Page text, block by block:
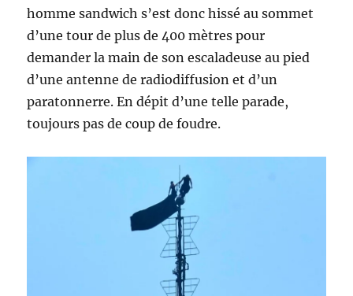
homme sandwich s’est donc hissé au sommet
d’une tour de plus de 400 mètres pour
demander la main de son escaladeuse au pied
d’une antenne de radiodiffusion et d’un
paratonnerre. En dépit d’une telle parade,
toujours pas de coup de foudre.